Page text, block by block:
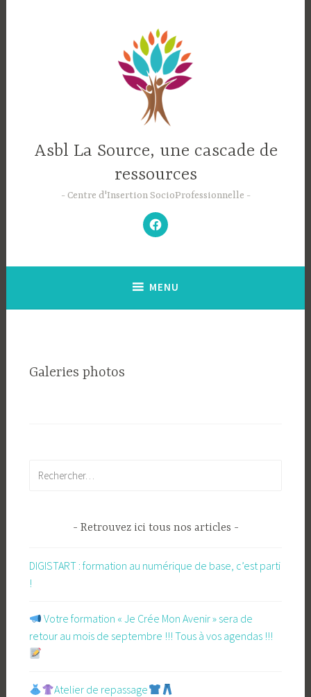
Asbl La Source, une cascade de
ressources
Centre d'Insertion SocioProfessionnelle
–
N’hésitez
pas
à
;-)
MENU
Galeries photos
Retrouvez ici tous nos articles
DIGISTART : formation au numérique de base, c’est parti
!
​ Votre formation « Je Crée Mon Avenir » sera de
retour au mois de septembre !!! Tous à vos agendas !!!
Atelier de repassage​